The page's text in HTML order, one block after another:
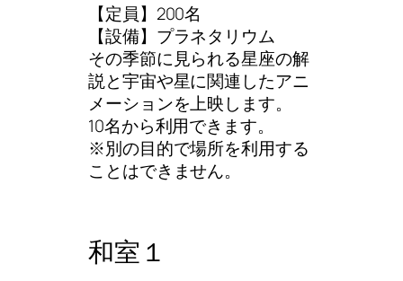
【定員】200名
【設備】プラネタリウム
その季節に見られる星座の解
説と宇宙や星に関連したアニ
メーションを上映します。
10名から利用できます。
※別の目的で場所を利用する
ことはできません。
和室１